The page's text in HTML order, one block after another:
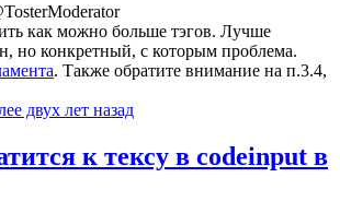
как можно больше тэгов. Лучше
но конкретный, с которым проблема.
. Также обратите внимание на п.3.4,
двух лет назад
к тексу в codeinput в